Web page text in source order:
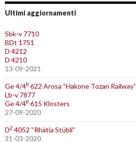
Ultimi aggiornamenti
Sbk-v 7710
BDt 1751
D 4212
D 4210
13-09-2021
Ge 4/4II 622 Arosa “Hakone Tozan Railway”
Lb-v 7877
Ge 4/4II 615 Klosters
27-09-2020
D2 4052 “Rhätia Stübli”
31-03-2020